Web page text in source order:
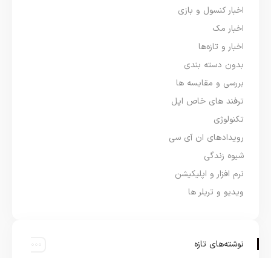
اخبار کنسول و بازی
اخبار مک
اخبار و تازه‌ها
بدون دسته بندی
بررسی و مقایسه ها
ترفند های خاص اپل
تکنولوژی
رویدادهای ان آی سی
شیوه زندگی
نرم افزار و اپلیکیشن
ویدیو و تریلر ها
نوشته‌های تازه